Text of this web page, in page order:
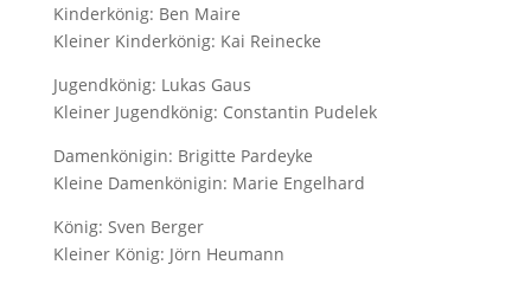
Kinderkönig: Ben Maire
Kleiner Kinderkönig: Kai Reinecke
Jugendkönig: Lukas Gaus
Kleiner Jugendkönig: Constantin Pudelek
Damenkönigin: Brigitte Pardeyke
Kleine Damenkönigin: Marie Engelhard
König: Sven Berger
Kleiner König: Jörn Heumann